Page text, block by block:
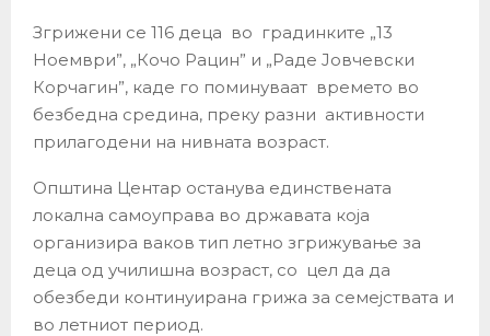
Згрижени се 116 деца во градинките „13
Ноември”, „Кочо Рацин” и „Раде Јовчевски
Корчагин”, каде го поминуваат времето во
безбедна средина, преку разни активности
прилагодени на нивната возраст.
Општина Центар останува единствената
локална самоуправа во државата која
организира ваков тип летно згрижување за
деца од училишна возраст, со цел да да
обезбеди континуирана грижа за семејствата и
во летниот период.